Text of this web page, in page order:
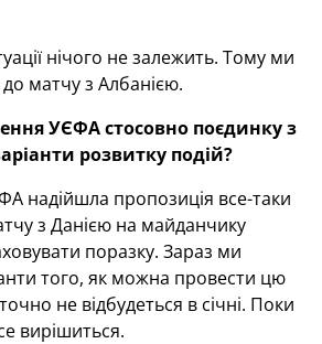
нічого не залежить. Тому ми
матчу з Албанією.
УЄФА стосовно поєдинку з
розвитку подій?
надійшла пропозиція все-таки
з Данією на майданчику
поразку. Зараз ми
того, як можна провести цю
не відбудеться в січні. Поки
вирішиться.